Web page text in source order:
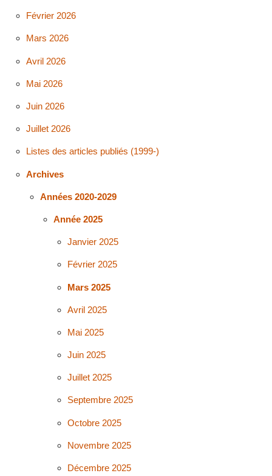
Février 2026
Mars 2026
Avril 2026
Mai 2026
Juin 2026
Juillet 2026
Listes des articles publiés (1999-)
Archives
Années 2020-2029
Année 2025
Janvier 2025
Février 2025
Mars 2025
Avril 2025
Mai 2025
Juin 2025
Juillet 2025
Septembre 2025
Octobre 2025
Novembre 2025
Décembre 2025